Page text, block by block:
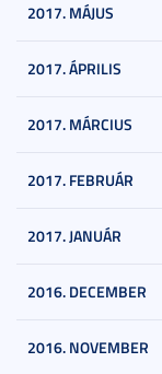
2017. MÁJUS
2017. ÁPRILIS
2017. MÁRCIUS
2017. FEBRUÁR
2017. JANUÁR
2016. DECEMBER
2016. NOVEMBER